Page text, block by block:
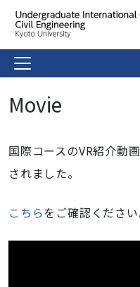
Movie
国際コースのVR紹介動
されました。
こちらをご確認ください